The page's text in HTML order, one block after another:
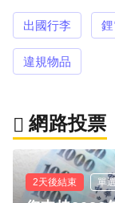
出國行李
違規物品
網路投票
2天後結束 單